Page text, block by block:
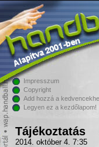
Impresszum
Copyright
Add hozzá a
Legyen ez a kezdőlapom!
Tájékoztatás
2014. október 4. 7:35